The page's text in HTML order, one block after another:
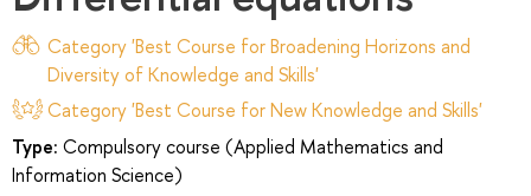
Category 'Best Course for Broadening Horizons and
Diversity of Knowledge and Skills'
Category 'Best Course for New Knowledge and Skills'
Type: Compulsory course (Applied Mathematics and
Information Science)